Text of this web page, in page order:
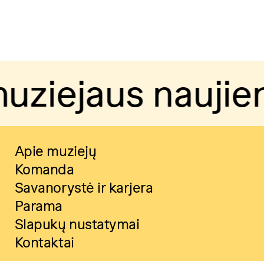
Apie muziejų
Komanda
Savanorystė ir karjera
Parama
Slapukų nustatymai
Kontaktai